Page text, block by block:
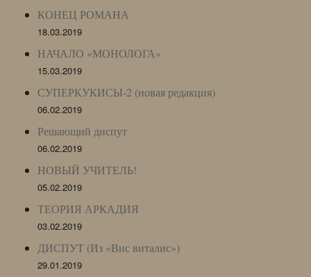
КОНЕЦ РОМАНА
18.03.2019
НАЧАЛО «МОНОЛОГА»
15.03.2019
СУПЕРКУКИСЫ-2 (новая редакция)
06.02.2019
Решающий диспут
06.02.2019
НОВЫЙ УЧИТЕЛЬ!
05.02.2019
ТЕОРИЯ АРКАДИЯ
03.02.2019
ДИСПУТ (Из «Вис виталис»)
29.01.2019